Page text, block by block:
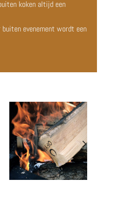
koken altijd een
buiten evenement wordt een